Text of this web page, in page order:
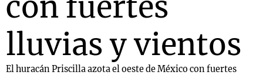
lluvias y vientos
El huracán Priscilla azota el oeste de México con fuertes